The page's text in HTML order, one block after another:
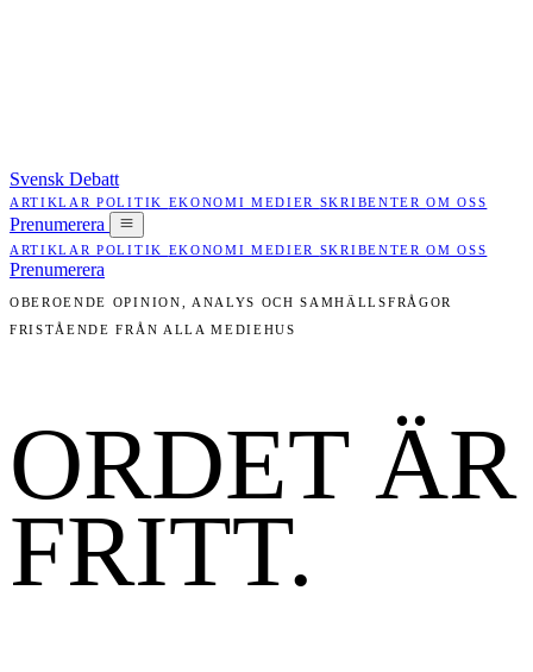
Svensk Debatt
ARTIKLARPOLITIK EKONOMIMEDIER SKRIBENTEROM OSS
Prenumerera
ARTIKLARPOLITIK EKONOMIMEDIER SKRIBENTEROM OSS
Prenumerera
OBEROENDE OPINION, ANALYS OCH SAMHÄLLSFRÅGOR
FRISTÅENDE FRÅN ALLA MEDIEHUS
ORDET ÄR
FRITT.